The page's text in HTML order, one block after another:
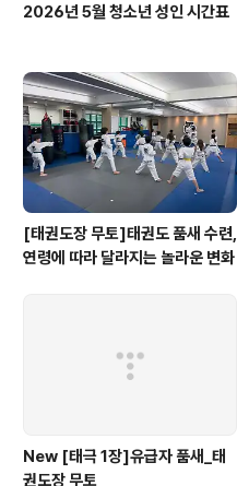
2026년 5월 청소년 성인 시간표
[태권도장 무토]태권도 품새 수련,
연령에 따라 달라지는 놀라운 변화
New [태극 1장]유급자 품새_태
권도장 무토